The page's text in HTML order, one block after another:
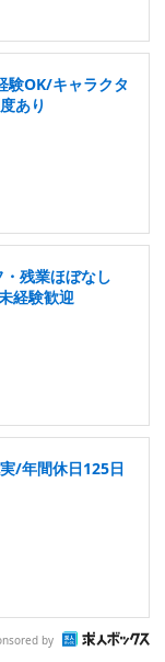
験OK/キャラクタ
あり
残業ほぼなし
経験歓迎
/年間休日125日
by